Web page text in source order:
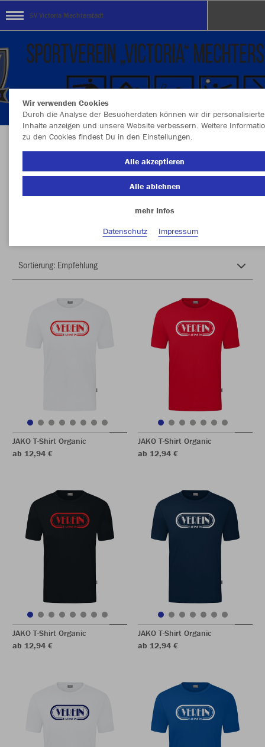
SV Victoria Mechterstädt
Herzlich Willkommen im Teamshop SV Victoria
Mechterstädt
JAKO T-Shirt Organic
ab 12,94 €
JAKO T-Shirt Organic
ab 12,94 €
JAKO T-Shirt Organic
ab 12,94 €
JAKO T-Shirt Organic
ab 12,94 €
Wir verwenden Cookies
Durch die Analyse der Besucherdaten können wir dir personalisierte
Inhalte anzeigen und unsere Website verbessern. Weitere
zu den Cookies findest Du in den Einstellungen.
Alle akzeptieren
Alle ablehnen
mehr Infos
Datenschutz
Impressum